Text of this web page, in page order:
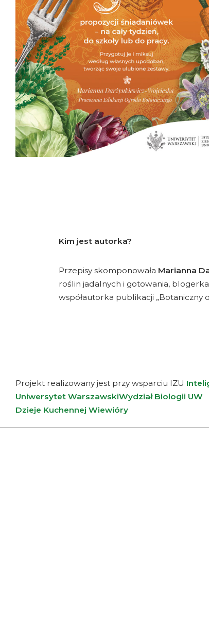
Kim jest autorka?
Przepisy skomponowała Marianna
roślin jadalnych i gotowania,
współautorka publikacji „Botaniczny
Projekt realizowany jest przy wsparciu IZU
Uniwersytet WarszawskiWydział Biologii UW
Dzieje Kuchennej Wiewióry